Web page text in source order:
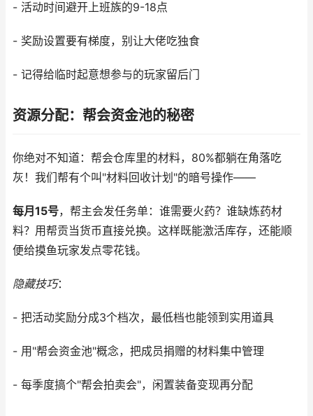
- 活动时间避开上班族的9-18点
- 奖励设置要有梯度，别让大佬吃独食
- 记得给临时起意想参与的玩家留后门
资源分配：帮会资金池的秘密
你绝对不知道：帮会仓库里的材料，80%都躺在角落吃
灰！我们帮有个叫"材料回收计划"的暗号操作——
每月15号，帮主会发任务单：谁需要火药？谁缺炼药材
料？用帮贡当货币直接兑换。这样既能激活库存，还能顺
便给摸鱼玩家发点零花钱。
隐藏技巧：
- 把活动奖励分成3个档次，最低档也能领到实用道具
- 用"帮会资金池"概念，把成员捐赠的材料集中管理
- 每季度搞个"帮会拍卖会"，闲置装备变现再分配